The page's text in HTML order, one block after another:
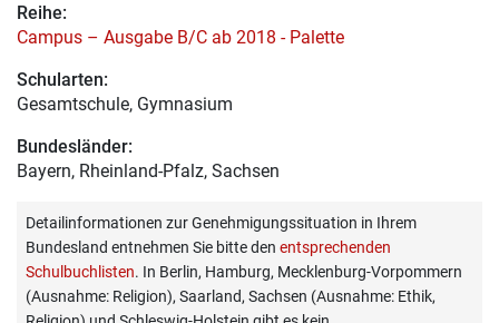
Reihe:
Campus – Ausgabe B/C ab 2018 - Palette
Schularten:
Gesamtschule, Gymnasium
Bundesländer:
Bayern, Rheinland-Pfalz, Sachsen
Detailinformationen zur Genehmigungssituation in Ihrem
Bundesland entnehmen Sie bitte den entsprechenden
Schulbuchlisten. In Berlin, Hamburg, Mecklenburg-Vorpommern
(Ausnahme: Religion), Saarland, Sachsen (Ausnahme: Ethik,